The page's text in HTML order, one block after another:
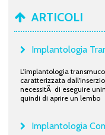
ARTICOLI
Implantologia
L'implantologia
caratterizzata
necessitÃ di eseguire
quindi di aprire un lembo
Implantologia